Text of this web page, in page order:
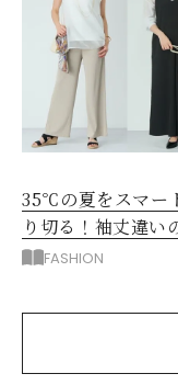
35℃の夏をスマー
り切る！袖丈違い
アー2枚で5着回し
FASHION